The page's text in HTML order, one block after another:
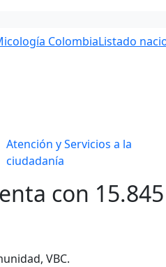
ColombiaListado
Atención y Servicios a la
ciudadanía
con
VBC.